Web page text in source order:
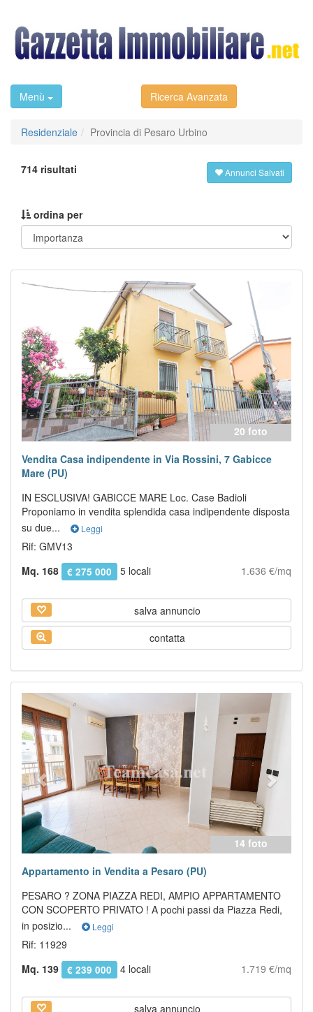
Menù Ricerca Avanzata
Residenziale Provincia di Pesaro Urbino
714 risultati Annunci Salvati
ordina per
20 foto
Previous
Vendita Casa indipendente in Via Rossini, 7 Gabicce
Mare (PU)
IN ESCLUSIVA! GABICCE MARE Loc. Case Badioli
Proponiamo in vendita splendida casa indipendente disposta
su due...
Leggi
Rif: GMV13
Mq. 168
€ 275 000 5 locali 1.636 €/mq
salva annuncio
contatta
14 foto
Previous Next
Appartamento in Vendita a Pesaro (PU)
PESARO ? ZONA PIAZZA REDI, AMPIO APPARTAMENTO
CON SCOPERTO PRIVATO ! A pochi passi da Piazza Redi,
in posizio...
Leggi
Rif: 11929
Mq. 139
€ 239 000 4 locali 1.719 €/mq
salva annuncio